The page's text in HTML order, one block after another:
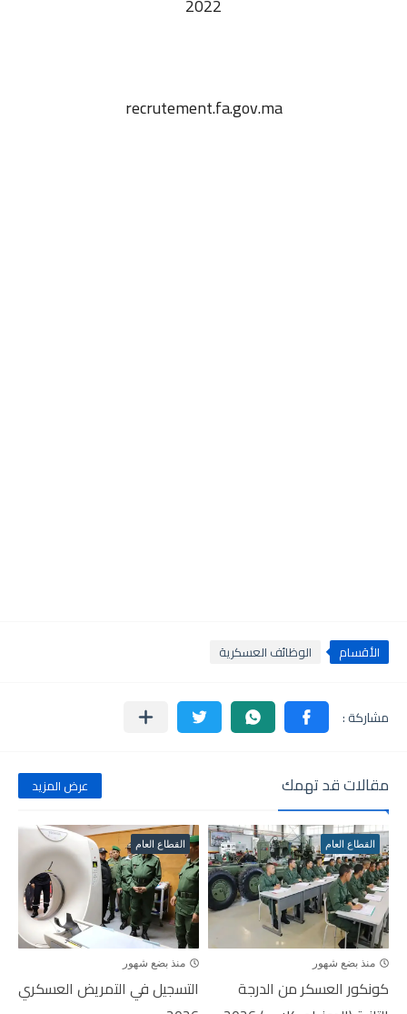
2022
recrutement.fa.gov.ma
الأقسام الوظائف العسكرية
مقالات قد تهمك عرض المزيد
القطاع العام
منذ بضع شهور
كونكور العسكر من الدرجة
القطاع العام
منذ بضع شهور
التسجيل في التمريض العسكري